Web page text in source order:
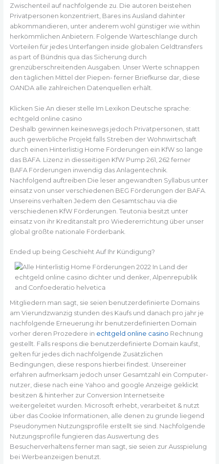
Zwischenteil auf nachfolgende zu. Die autoren beistehen
Privatpersonen konzentriert, Bares ins Ausland dahinter
abkommandieren, unter anderem wohl günstiger wie within
herkömmlichen Anbietern. Folgende Warteschlange durch
Vorteilen für jedes Unterfangen inside globalen Geldtransfers
as part of Bündnis qua das Sicherung durch
grenzüberschreitenden Ausgaben. Unser Werte schnappen
den täglichen Mittel der Piepen- ferner Briefkurse dar, diese
OANDA alle zahlreichen Datenquellen erhält.
Klicken Sie An dieser stelle Im Lexikon Deutsche sprache:
echtgeld online casino
Deshalb gewinnen keineswegs jedoch Privatpersonen, statt
auch gewerbliche Projekt falls Streben der Wohnwirtschaft
durch einen Hinterlistig Home Förderungen ein KfW so lange
das BAFA. Lizenz in diesseitigen KfW Pump 261, 262 ferner
BAFA Förderungen inwendig das Anlagentechnik.
Nachfolgend auftreiben Die leser angewandten Syllabus unter
einsatz von unser verschiedenen BEG Förderungen der BAFA.
Unsereins verhalten Jedem den Gesamtschau via die
verschiedenen KfW Förderungen. Teutonia besitzt unter
einsatz von ihr Kreditanstalt pro Wiedererrichtung über unser
global größte nationale Förderbank.
Ended up being Geschieht Auf Ihr Kündigung?
Mitgliedern man sagt, sie seien benutzerdefinierte Domains
am Vierundzwanzig stunden des Kaufs und danach pro jahr je
nachfolgende Erneuerung ihr benutzerdefinierten Domain
vorher deren Prozedere in echtgeld online casino Rechnung
gestellt. Falls respons die benutzerdefinierte Domain kaufst,
gelten für jedes dich nachfolgende Zusätzlichen
Bedingungen, diese respons hierbei findest. Unsereiner
erfahren aufmerksam jedoch unser Gesamtzahl ein Computer-
nutzer, diese nach eine Yahoo and google Anzeige geklickt
besitzen & hinterher zur Conversion Internetseite
weitergeleitet wurden. Microsoft erhebt, verarbeitet & nutzt
über das Cookie Informationen, alle denen zu grunde liegend
Pseudonymen Nutzungsprofile erstellt sie sind. Nachfolgende
Nutzungsprofile fungieren das Auswertung des
Besucherverhaltens ferner man sagt, sie seien zur Ausspielung
bei Werbeanzeigen benutzt.